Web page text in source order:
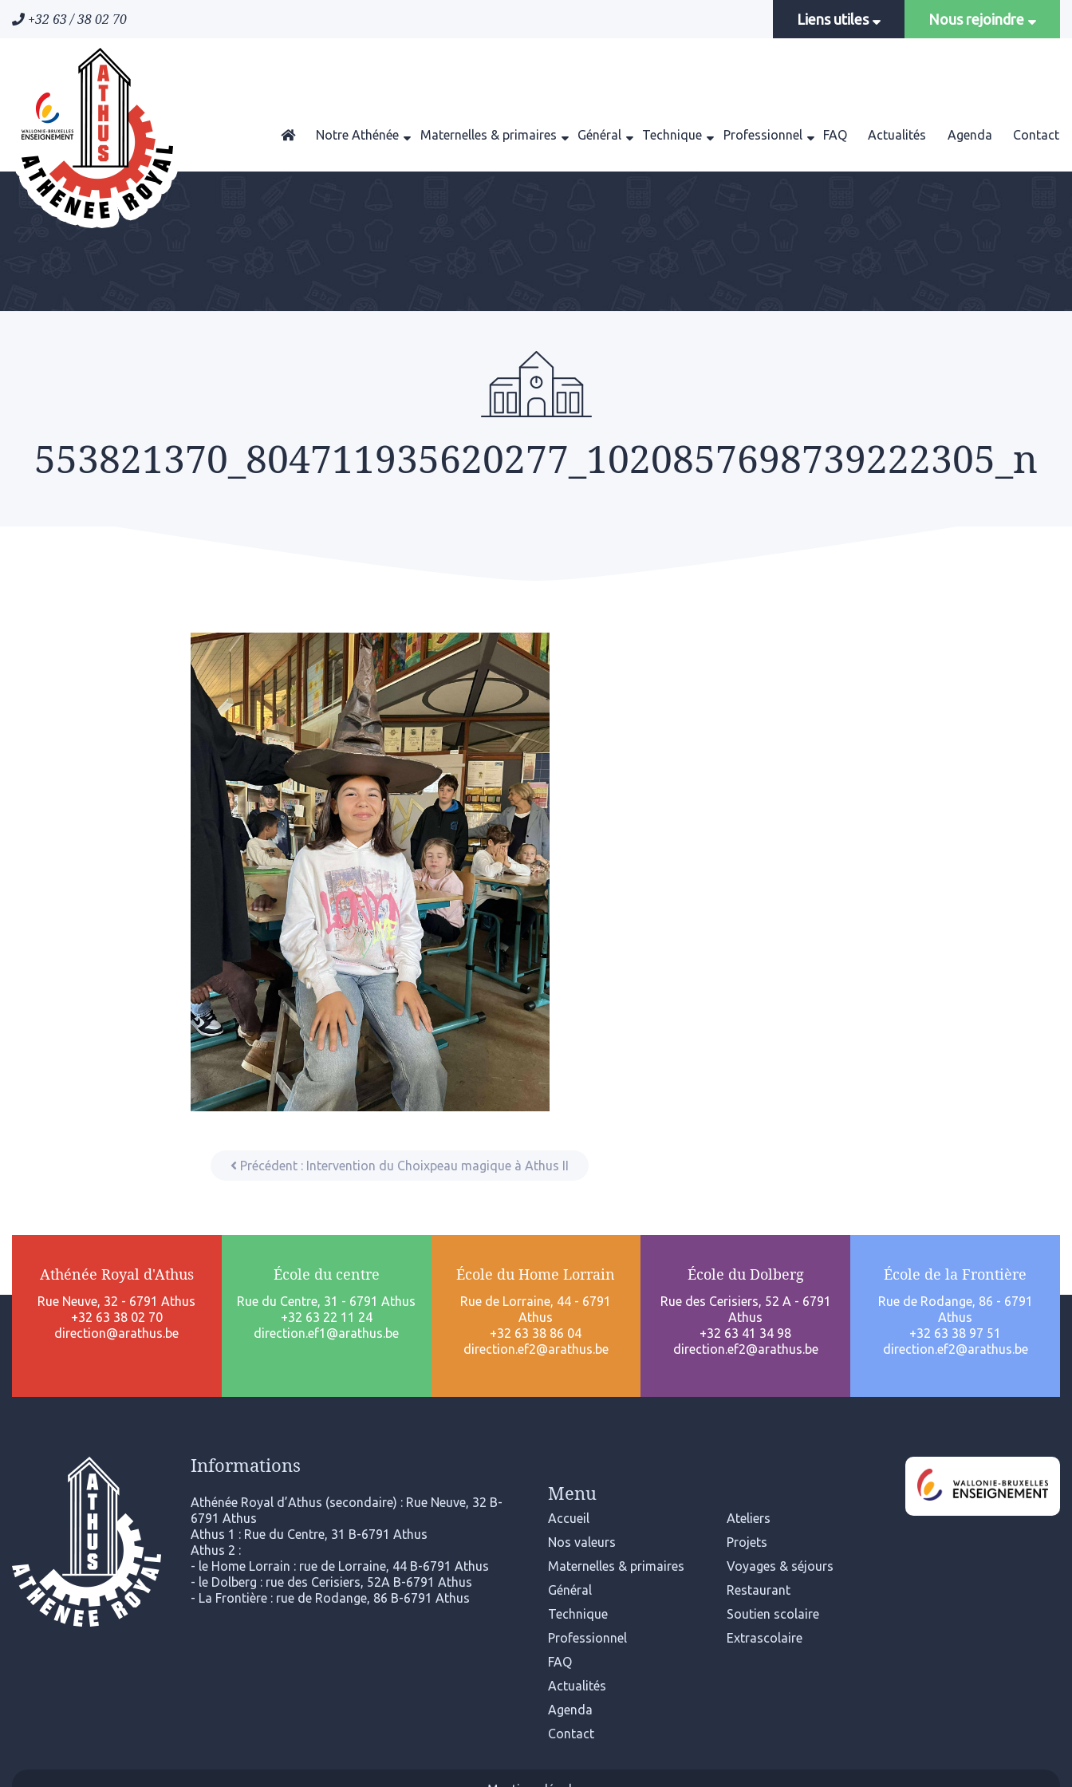
+32 63 / 38 02 70 Liens utiles Nous rejoindre
Notre Athénée Maternelles & primaires Général Technique Professionnel FAQ Actualités Agenda Contact
553821370_804711935620277_1020857698739222305_n
Précédent : Intervention du Choixpeau magique à Athus II
Athénée Royal d'Athus
Rue Neuve, 32 - 6791 Athus
+32 63 38 02 70
direction@arathus.be
École du centre
Rue du Centre, 31 - 6791 Athus
+32 63 22 11 24
direction.ef1@arathus.be
École du Home Lorrain
Rue de Lorraine, 44 - 6791
Athus
+32 63 38 86 04
direction.ef2@arathus.be
École du Dolberg
Rue des Cerisiers, 52 A - 6791
Athus
+32 63 41 34 98
direction.ef2@arathus.be
École de la Frontière
Rue de Rodange, 86 - 6791
Athus
+32 63 38 97 51
direction.ef2@arathus.be
Informations
Athénée Royal d’Athus (secondaire) : Rue Neuve, 32 B-
6791 Athus
Athus 1 : Rue du Centre, 31 B-6791 Athus
Athus 2 :
- le Home Lorrain : rue de Lorraine, 44 B-6791 Athus
- le Dolberg : rue des Cerisiers, 52A B-6791 Athus
- La Frontière : rue de Rodange, 86 B-6791 Athus
Menu
Accueil
Nos valeurs
Maternelles & primaires
Général
Technique
Professionnel
FAQ
Actualités
Agenda
Contact
Ateliers
Projets
Voyages & séjours
Restaurant
Soutien scolaire
Extrascolaire